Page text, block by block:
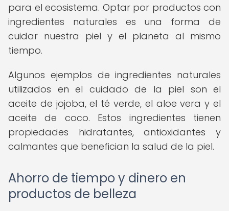
para el ecosistema. Optar por productos con
ingredientes naturales es una forma de
cuidar nuestra piel y el planeta al mismo
tiempo.
Algunos ejemplos de ingredientes naturales
utilizados en el cuidado de la piel son el
aceite de jojoba, el té verde, el aloe vera y el
aceite de coco. Estos ingredientes tienen
propiedades hidratantes, antioxidantes y
calmantes que benefician la salud de la piel.
Ahorro de tiempo y dinero en
productos de belleza